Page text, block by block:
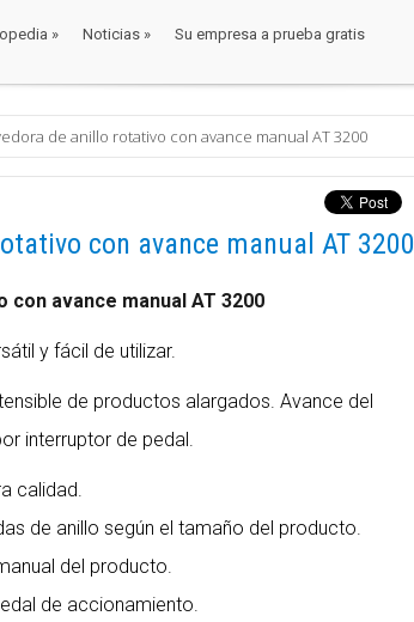
» Noticias » Su empresa a prueba gratis
/ Envolvedoras Semiautomáticas
de anillo rotativo con avance manual AT 3200
con avance manual AT 3200
avance manual AT 3200
y fácil de utilizar.
de productos alargados. Avance del
interruptor de pedal.
calidad.
de anillo según el tamaño del producto.
del producto.
de accionamiento.